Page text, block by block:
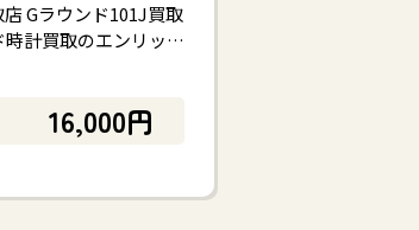
Gラウンド101J買取
時計買取のエンリッ…
16,000円